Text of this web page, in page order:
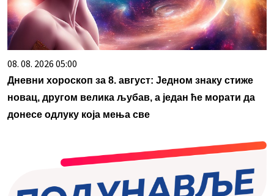
08. 08. 2026 05:00
Дневни хороскоп за 8. август: Једном знаку стиже
новац, другом велика љубав, а један ће морати да
донесе одлуку која мења све